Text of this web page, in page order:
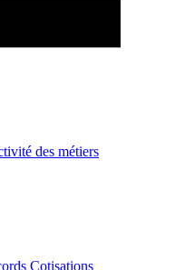
des métiers
Cotisations